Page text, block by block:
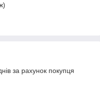
за рахунок покупця